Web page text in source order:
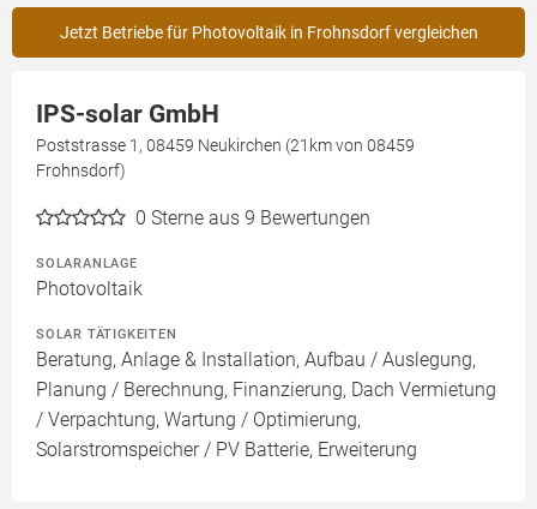
Jetzt Betriebe für Photovoltaik in Frohnsdorf vergleichen
IPS-solar GmbH
Poststrasse 1, 08459 Neukirchen (21km von 08459
Frohnsdorf)
0 Sterne aus 9 Bewertungen
SOLARANLAGE
Photovoltaik
SOLAR TÄTIGKEITEN
Beratung, Anlage & Installation, Aufbau / Auslegung,
Planung / Berechnung, Finanzierung, Dach Vermietung
/ Verpachtung, Wartung / Optimierung,
Solarstromspeicher / PV Batterie, Erweiterung